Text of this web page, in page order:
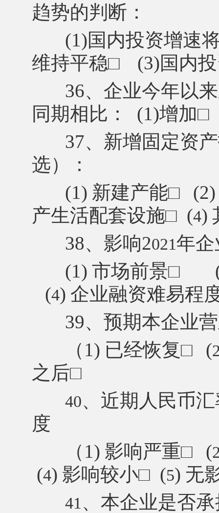
趋势的判断：
(1)国内投资增速
维持平稳□
(3)国内
36、企业今年以
同期相比： (1)增加□
37、新增固定资
选）：
(1) 新建产能□
(2)
产生活配套设施□ (4)
38、影响2021年
(1) 市场前景□
(4) 企业融资难易程
39、预期本企业
（ 1) 已经恢复□ (
之后□
40、近期人民币
度
（ 1) 影响严重□ (
(4) 影响较小□ (5) 无
41 、本企业是否